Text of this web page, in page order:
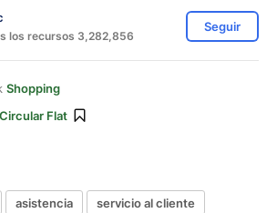
los recursos 3,282,856
Seguir
Shopping
Flat
asistencia
servicio al cliente